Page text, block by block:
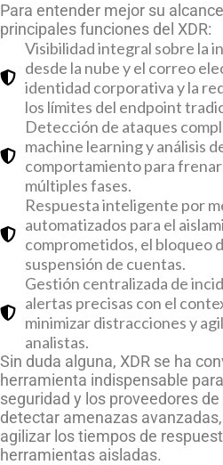
Para entender mejor su
principales funciones del XDR:
Visibilidad integral sobre la
desde la nube y el correo
identidad corporativa y la
los límites del endpoint
Detección de ataques
machine learning y análisis
comportamiento para
múltiples fases.
Respuesta inteligente por
automatizados para el
comprometidos, el bloqueo
suspensión de cuentas.
Gestión centralizada de
alertas precisas con el
minimizar distracciones y
analistas.
Sin duda alguna, XDR se ha
herramienta indispensable
seguridad y los proveedores
detectar amenazas
agilizar los tiempos de
herramientas aisladas.